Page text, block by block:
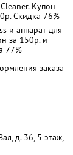
Купон
Скидка 76%
и аппарат для
за 150р. и
77%
заказа
д. 36, 5 этаж,